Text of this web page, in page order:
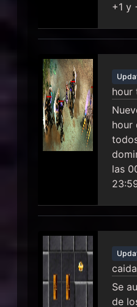
+1 y
hour
hour
las
Se
de